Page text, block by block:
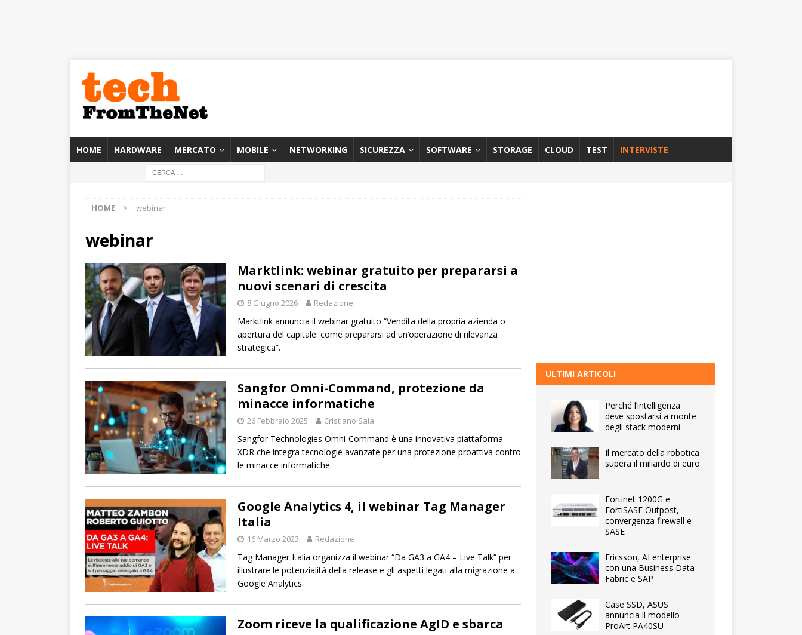
HOME HARDWARE MERCATO MOBILE NETWORKING SICUREZZA SOFTWARE STORAGE CLOUD TEST INTERVISTE
HOME webinar
webinar
Marktlink: webinar gratuito per prepararsi a
nuovi scenari di crescita
8 Giugno 2026 Redazione
Marktlink annuncia il webinar gratuito “Vendita della propria azienda o
apertura del capitale: come prepararsi ad un’operazione di rilevanza
strategica”.
Sangfor Omni-Command, protezione da
minacce informatiche
26 Febbraio 2025 Cristiano Sala
Sangfor Technologies Omni-Command è una innovativa piattaforma
XDR che integra tecnologie avanzate per una protezione proattiva contro
le minacce informatiche.
Google Analytics 4, il webinar Tag Manager
Italia
16 Marzo 2023 Redazione
Tag Manager Italia organizza il webinar “Da GA3 a GA4 – Live Talk” per
illustrare le potenzialità della release e gli aspetti legati alla migrazione a
Google Analytics.
Zoom riceve la qualificazione AgID e sbarca
ULTIMI ARTICOLI
Perché l’intelligenza
deve spostarsi a monte
degli stack moderni
Il mercato della robotica
supera il miliardo di euro
Fortinet 1200G e
FortiSASE Outpost,
convergenza firewall e
SASE
Ericsson, AI enterprise
con una Business Data
Fabric e SAP
Case SSD, ASUS
annuncia il modello
ProArt PA40SU